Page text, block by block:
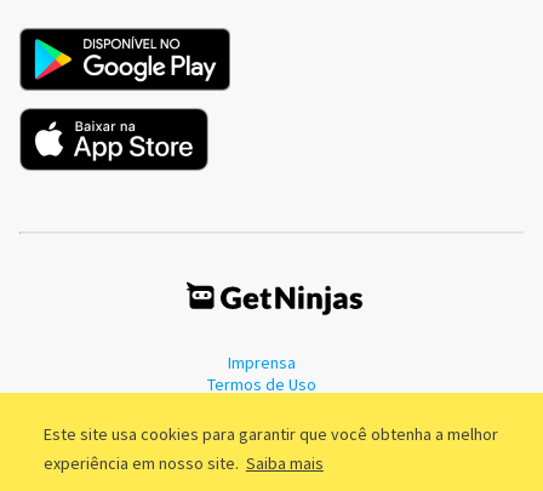
Este site usa cookies para garantir que você obtenha a melhor
experiência em nosso site. Saiba mais
Imprensa
Termos de Uso